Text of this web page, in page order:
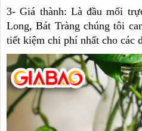
3- Giá thành: Là đầu mối
Long, Bát Tràng chúng tôi
tiết kiệm chi phí nhất cho các